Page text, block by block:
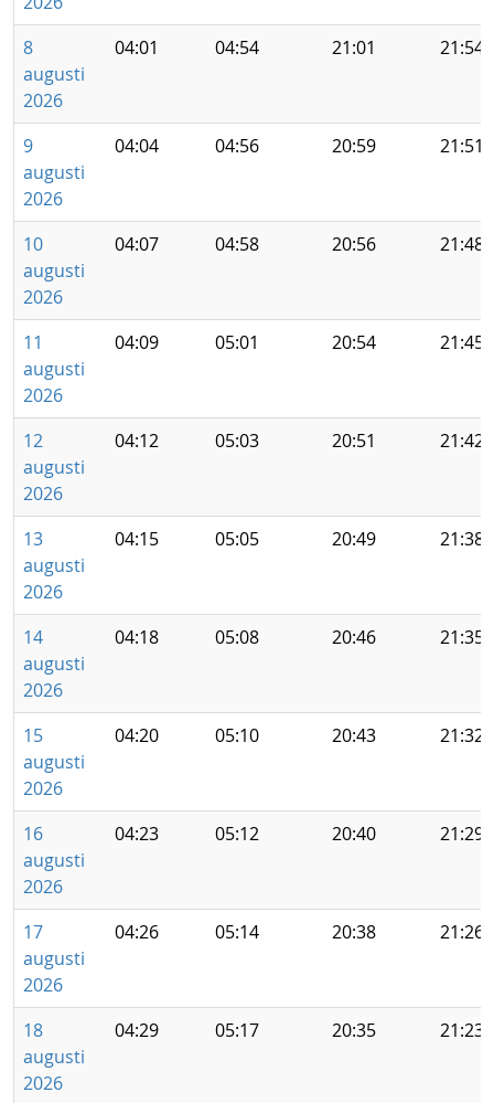
8
augusti
2026
04:01 04:54 21:01 21:54
9
augusti
2026
04:04 04:56 20:59 21:51
10
augusti
2026
04:07 04:58 20:56 21:48
11
augusti
2026
04:09 05:01 20:54 21:45
12
augusti
2026
04:12 05:03 20:51 21:42
13
augusti
2026
04:15 05:05 20:49 21:38
14
augusti
2026
04:18 05:08 20:46 21:35
15
augusti
2026
04:20 05:10 20:43 21:32
16
augusti
2026
04:23 05:12 20:40 21:29
17
augusti
2026
04:26 05:14 20:38 21:26
18
augusti
2026
04:29 05:17 20:35 21:23